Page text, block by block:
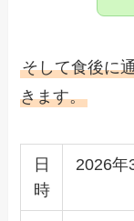
そして食後に
きます。
日
時
2026年